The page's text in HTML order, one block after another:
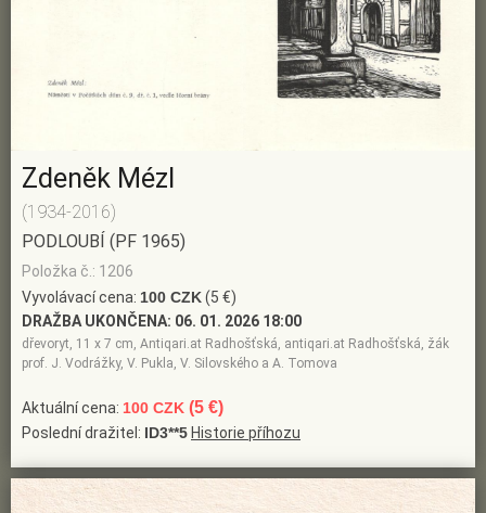
Zdeněk Mézl
(1934-2016)
PODLOUBÍ (PF 1965)
Položka č.: 1206
Vyvolávací cena: 100 CZK(5 €)
DRAŽBA UKONČENA: 06. 01. 2026 18:00
dřevoryt, 11 x 7 cm, Antiqari.at Radhošťská, antiqari.at Radhošťská, žák
prof. J. Vodrážky, V. Pukla, V. Silovského a A. Tomova
Aktuální cena: 100 CZK (5 €)
Poslední dražitel: ID3**5 Historie příhozu